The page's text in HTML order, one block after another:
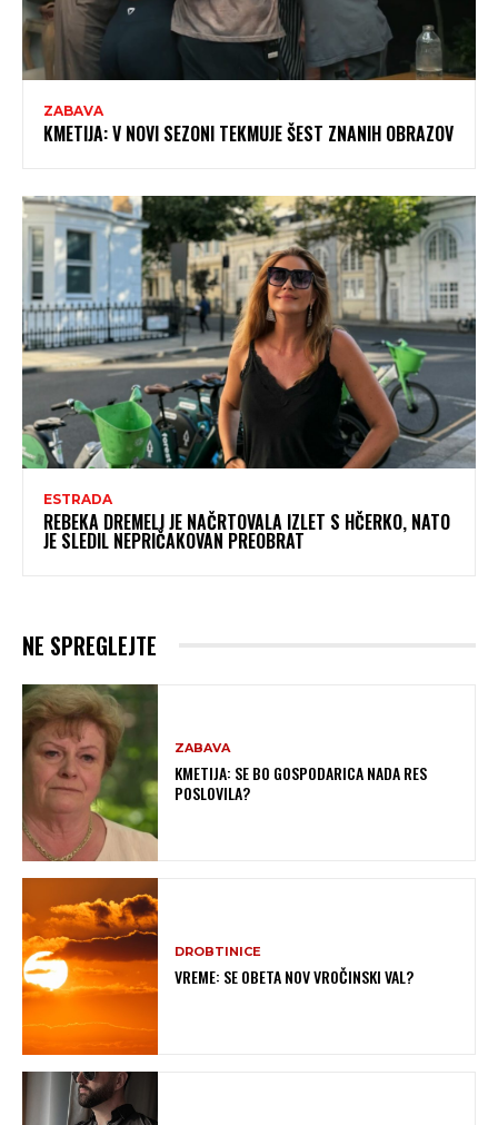
ZABAVA
KMETIJA: V NOVI SEZONI TEKMUJE ŠEST ZNANIH OBRAZOV
ESTRADA
REBEKA DREMELJ JE NAČRTOVALA IZLET S HČERKO, NATO
JE SLEDIL NEPRIČAKOVAN PREOBRAT
NE SPREGLEJTE
ZABAVA
KMETIJA: SE BO GOSPODARICA NADA RES
POSLOVILA?
DROBTINICE
VREME: SE OBETA NOV VROČINSKI VAL?